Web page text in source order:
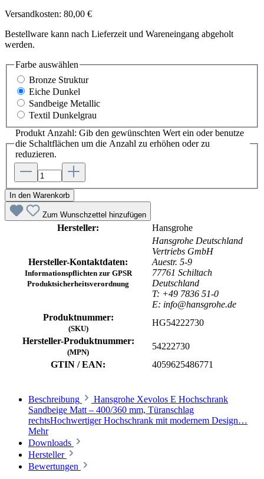
Versandkosten: 80,00 €
Bestellware kann nach Lieferzeit und Wareneingang abgeholt
werden.
Farbe auswählen
Bronze Struktur
Eiche Dunkel
Sandbeige Metallic
Textil Dunkelgrau
Produkt Anzahl: Gib den gewünschten Wert ein oder benutze
die Schaltflächen um die Anzahl zu erhöhen oder zu
reduzieren.
In den Warenkorb
Zum Wunschzettel hinzufügen
Hersteller: Hansgrohe
Hersteller-Kontaktdaten:
Informationspflichten zur GPSR
Produktsicherheitsverordnung
Hansgrohe Deutschland
Vertriebs GmbH
Auestr. 5-9
77761 Schiltach
Deutschland
T: +49 7836 51-0
E: info@hansgrohe.de
Produktnummer:
(SKU)
HG54222730
Hersteller-Produktnummer:
(MPN)
54222730
GTIN / EAN:
4059625486771
Beschreibung
Hansgrohe Xevolos E Hochschrank
Sandbeige Matt – 400/360 mm, Türanschlag
rechtsHochwertiger Hochschrank mit modernem Design…
Mehr
Downloads
Hersteller
Bewertungen